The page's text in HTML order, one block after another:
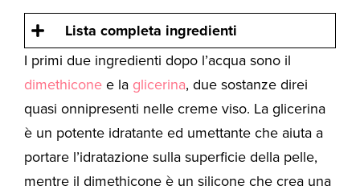
Lista completa ingredienti
I primi due ingredienti dopo l’acqua sono il
dimethiconee la glicerina, due sostanze direi
quasi onnipresenti nelle creme viso. La glicerina
è un potente idratante ed umettante che aiuta a
portare l’idratazione sulla superficie della pelle,
mentre il dimethicone è un silicone che crea una